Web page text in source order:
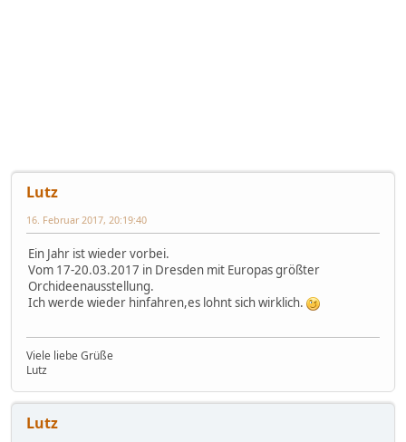
Lutz
16. Februar 2017, 20:19:40
Ein Jahr ist wieder vorbei.
Vom 17-20.03.2017 in Dresden mit Europas größter
Orchideenausstellung.
Ich werde wieder hinfahren,es lohnt sich wirklich.
Viele liebe Grüße
Lutz
Lutz